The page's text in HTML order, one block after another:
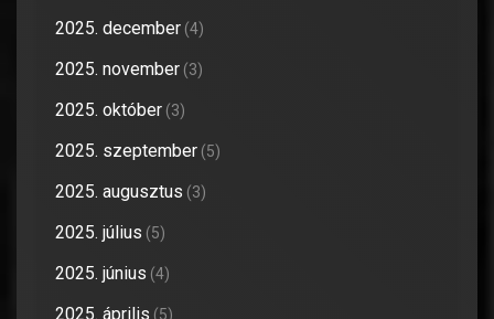
2025. december (4)
2025. november (3)
2025. október (3)
2025. szeptember (5)
2025. augusztus (3)
2025. július (5)
2025. június (4)
2025. április (5)